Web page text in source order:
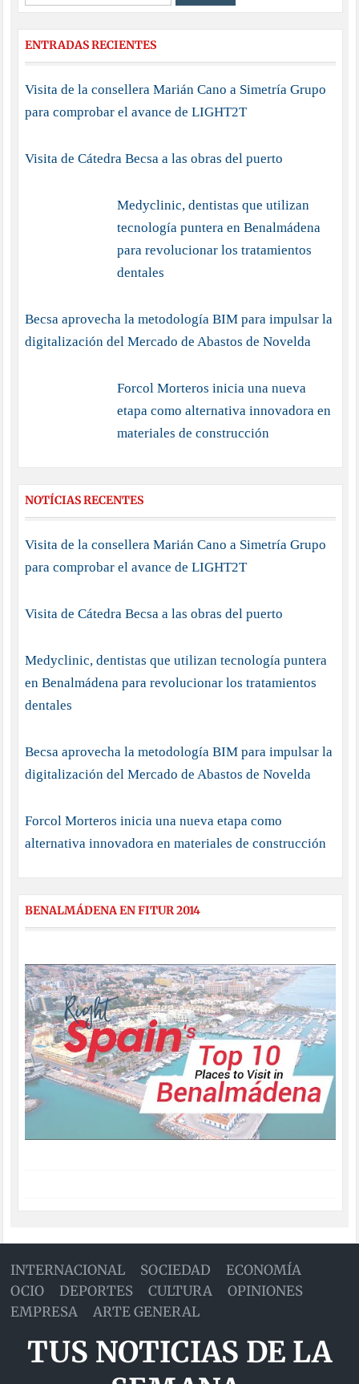
ENTRADAS RECIENTES
Visita de la consellera Marián Cano a Simetría Grupo
para comprobar el avance de LIGHT2T
Visita de Cátedra Becsa a las obras del puerto
Medyclinic, dentistas que utilizan
tecnología puntera en Benalmádena
para revolucionar los tratamientos
dentales
Becsa aprovecha la metodología BIM para impulsar la
digitalización del Mercado de Abastos de Novelda
Forcol Morteros inicia una nueva
etapa como alternativa innovadora en
materiales de construcción
NOTÍCIAS RECENTES
Visita de la consellera Marián Cano a Simetría Grupo
para comprobar el avance de LIGHT2T
Visita de Cátedra Becsa a las obras del puerto
Medyclinic, dentistas que utilizan tecnología puntera
en Benalmádena para revolucionar los tratamientos
dentales
Becsa aprovecha la metodología BIM para impulsar la
digitalización del Mercado de Abastos de Novelda
Forcol Morteros inicia una nueva etapa como
alternativa innovadora en materiales de construcción
BENALMÁDENA EN FITUR 2014
INTERNACIONAL SOCIEDAD
ECONOMÍA
OCIO
DEPORTES CULTURA
OPINIONES
EMPRESA
ARTE GENERAL
TUS NOTICIAS DE LA